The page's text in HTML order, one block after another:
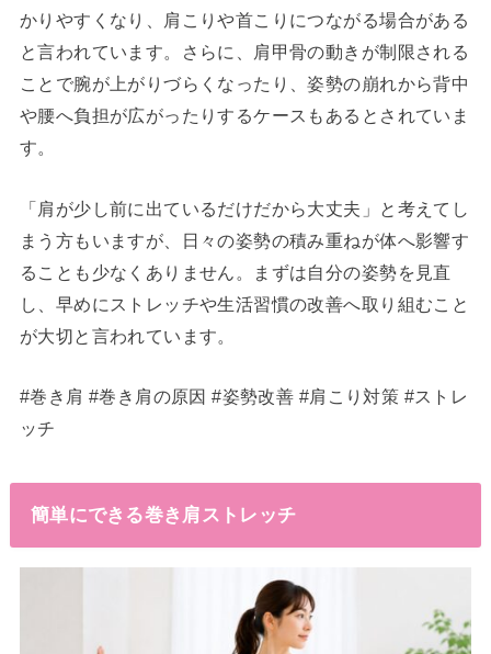
かりやすくなり、肩こりや首こりにつながる場合がある
と言われています。さらに、肩甲骨の動きが制限される
ことで腕が上がりづらくなったり、姿勢の崩れから背中
や腰へ負担が広がったりするケースもあるとされていま
す。
「肩が少し前に出ているだけだから大丈夫」と考えてし
まう方もいますが、日々の姿勢の積み重ねが体へ影響す
ることも少なくありません。まずは自分の姿勢を見直
し、早めにストレッチや生活習慣の改善へ取り組むこと
が大切と言われています。
#巻き肩 #巻き肩の原因 #姿勢改善 #肩こり対策 #ストレ
ッチ
簡単にできる巻き肩ストレッチ